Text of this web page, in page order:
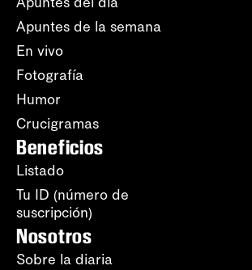
Apuntes de la semana
En vivo
Fotografía
Humor
Crucigramas
Beneficios
Listado
Tu ID (número de
suscripción)
Nosotros
Sobre la diaria